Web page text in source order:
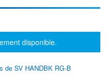
disponible.
de SV HANDBK RG-B